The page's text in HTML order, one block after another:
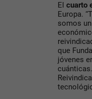
El cuarto
Europa.
somos
que
jóvenes